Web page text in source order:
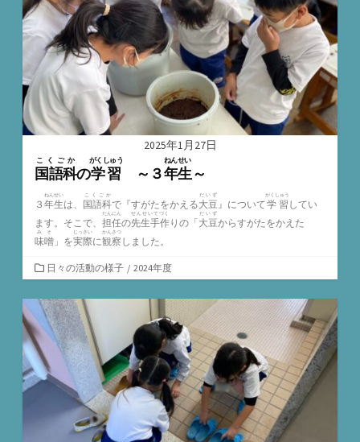
ー
2025年1月27日
国語科
こくごか
の学習
がくしゅう
～３年生
ねんせい
～
３ 年生
ねんせい
は、 国語科
こくごか
で『すがたをかえる大豆
だいず
』について学習
がくしゅう
してい
ます。そこで、 担任
たんにん
の先生手作
せんせいてづく
りの「大豆
だいず
からすがたをかえた
味噌
みそ
」を実際
じっさい
に観察
かんさつ
しました。
カ
テ
ゴ
リ
ー
日々の活動の様子 / 2024年度